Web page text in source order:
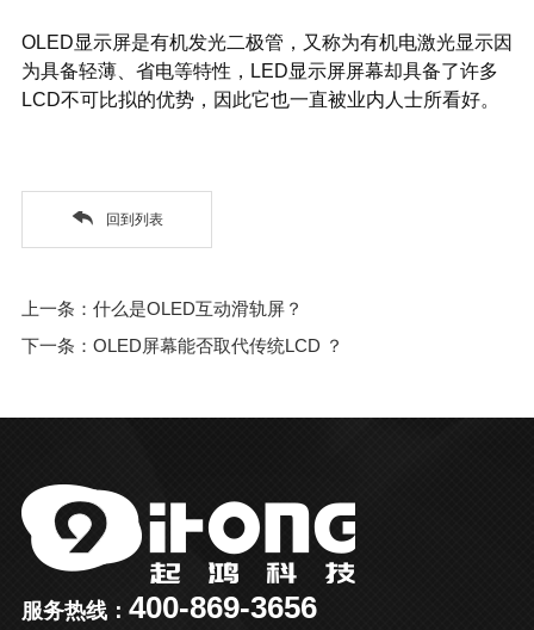
OLED显示屏是有机发光二极管，又称为有机电激光显示因
为具备轻薄、省电等特性，LED显示屏屏幕却具备了许多
LCD不可比拟的优势，因此它也一直被业内人士所看好。
回到列表
上一条：什么是OLED互动滑轨屏？
下一条：OLED屏幕能否取代传统LCD ？
服务热线： 400-869-3656